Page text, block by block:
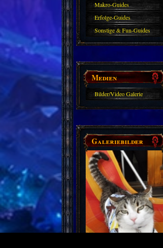
Makro-Guides
Erfolge-Guides
Sonstige & Fun-Guides
Medien
Bilder/Video Galerie
Galeriebilder